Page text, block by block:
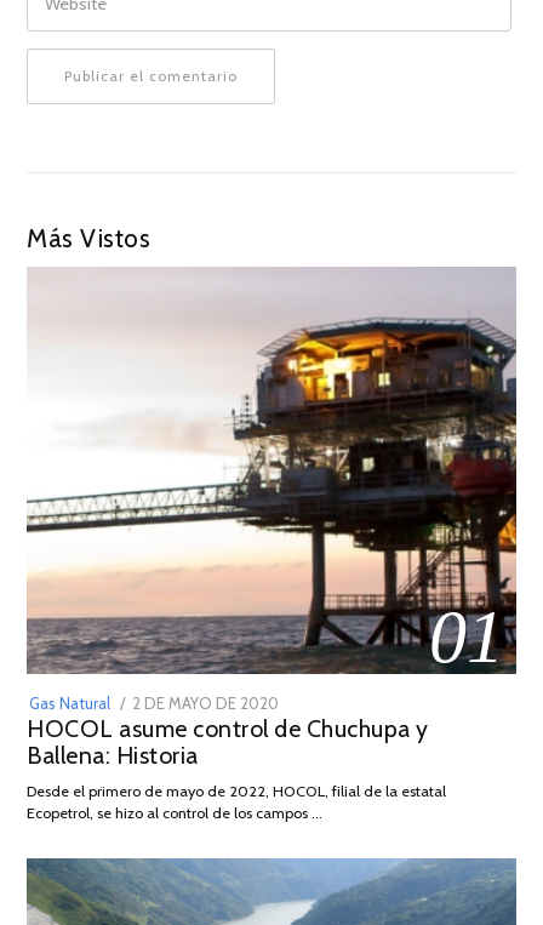
Más Vistos
01
Gas Natural
POSTED
ON
2 DE MAYO DE 2020
DE
2026
HOCOL asume control de Chuchupa y
Ballena: Historia
Desde el primero de mayo de 2022, HOCOL, filial de la estatal
Ecopetrol, se hizo al control de los campos …